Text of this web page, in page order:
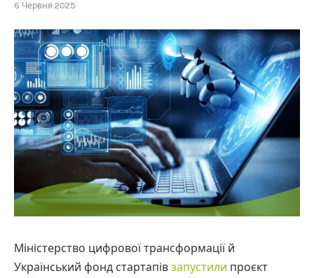
6 Червня 2025
Міністерство цифрової трансформації й
Український фонд стартапів запустили проєкт